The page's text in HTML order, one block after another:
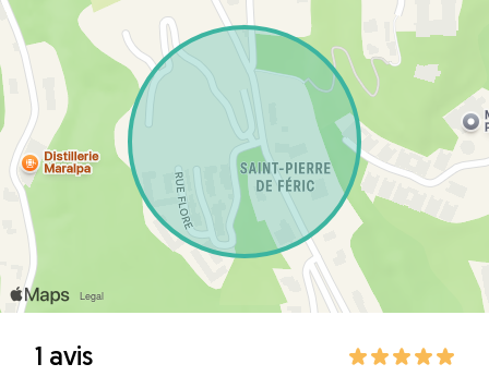
1 avis